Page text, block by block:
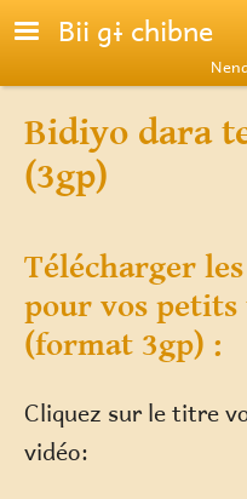
Skip to main content
Bii gɨ chibne
Bidiyo dara
(3gp)
Télécharger
pour vos petits
(format 3gp) :
Cliquez sur le titre
vidéo: